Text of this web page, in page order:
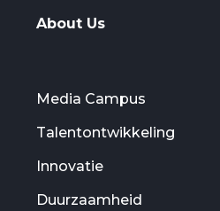
About Us
Media Campus
Talentontwikkeling
Innovatie
Duurzaamheid